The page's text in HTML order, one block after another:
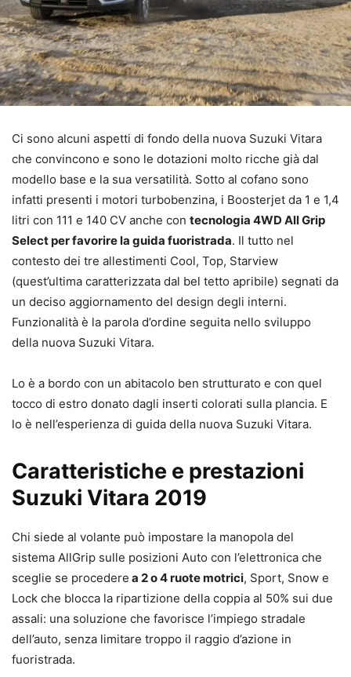
Ci sono alcuni aspetti di fondo della nuova Suzuki Vitara
che convincono e sono le dotazioni molto ricche già dal
modello base e la sua versatilità. Sotto al cofano sono
infatti presenti i motori turbobenzina, i Boosterjet da 1 e 1,4
litri con 111 e 140 CV anche con tecnologia 4WD All Grip
Select per favorire la guida fuoristrada. Il tutto nel
contesto dei tre allestimenti Cool, Top, Starview
(quest’ultima caratterizzata dal bel tetto apribile) segnati da
un deciso aggiornamento del design degli interni.
Funzionalità è la parola d’ordine seguita nello sviluppo
della nuova Suzuki Vitara.
Lo è a bordo con un abitacolo ben strutturato e con quel
tocco di estro donato dagli inserti colorati sulla plancia. E
lo è nell’esperienza di guida della nuova Suzuki Vitara.
Caratteristiche e prestazioni
Suzuki Vitara 2019
Chi siede al volante può impostare la manopola del
sistema AllGrip sulle posizioni Auto con l’elettronica che
sceglie se procedere a 2 o 4 ruote motrici, Sport, Snow e
Lock che blocca la ripartizione della coppia al 50% sui due
assali: una soluzione che favorisce l’impiego stradale
dell’auto, senza limitare troppo il raggio d’azione in
fuoristrada.